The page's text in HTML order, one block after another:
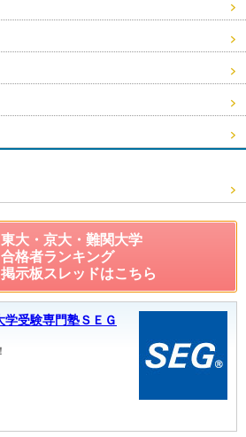
東大・京大・難関大学
合格者ランキング
掲示板スレッドはこちら